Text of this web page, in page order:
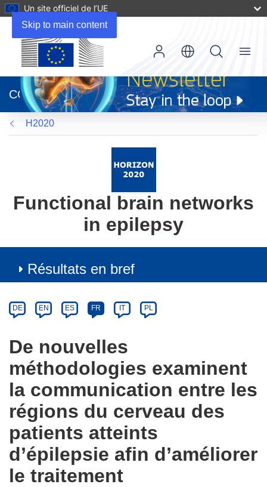
Skip to main content
Un site officiel de l’UE
dans
une
nouvelle
fenêtre)
CORDIS
Menu
H2020
Functional brain networks
in epilepsy
Résultats en bref
Category
Article
available
the
following
languages:
DE EN ES FR IT PL
De nouvelles
méthodologies examinent
la communication entre les
régions du cerveau des
patients atteints
d’épilepsie afin d’améliorer
le traitement